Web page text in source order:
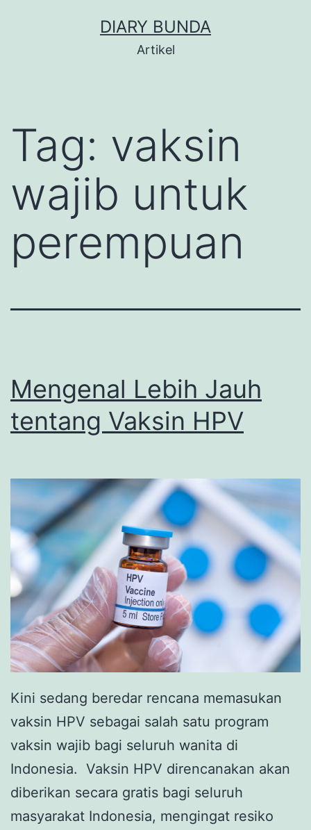
DIARY BUNDA
Artikel
Tag: vaksin
wajib untuk
perempuan
Mengenal Lebih Jauh
tentang Vaksin HPV
Kini sedang beredar rencana memasukan
vaksin HPV sebagai salah satu program
vaksin wajib bagi seluruh wanita di
Indonesia. Vaksin HPV direncanakan akan
diberikan secara gratis bagi seluruh
masyarakat Indonesia, mengingat resiko